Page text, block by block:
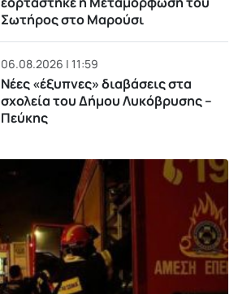
Σωτήρος στο Μαρούσι
06.08.2026 | 11:59
Νέες «έξυπνες» διαβάσεις στα
σχολεία του Δήμου Λυκόβρυσης –
Πεύκης